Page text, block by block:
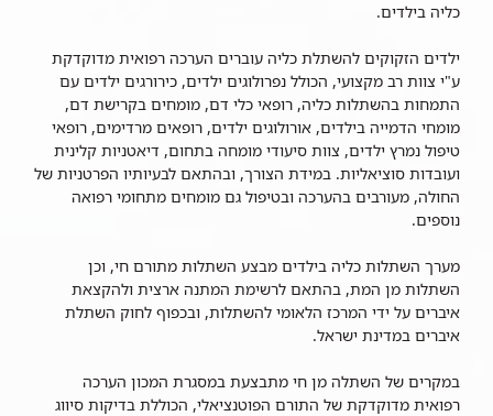
כליה בילדים.
ילדים הזקוקים להשתלת כליה עוברים הערכה רפואית מדוקדקת
ע"י צוות רב מקצועי, הכולל נפרולוגים ילדים, כירורגים ילדים עם
התמחות בהשתלות כליה, רופאי כלי דם, מומחים בקרישת דם,
מומחי הדמייה בילדים, אורולוגים ילדים, רופאים מרדימים, רופאי
טיפול נמרץ ילדים, צוות סיעודי מומחה בתחום, דיאטניות קלינית
ועובדות סוציאליות. במידת הצורך, ובהתאם לבעיותיו הפרטניות של
החולה, מעורבים בהערכה ובטיפול גם מומחים מתחומי רפואה
נוספים.
מערך השתלות כליה בילדים מבצע השתלות מתורם חי, וכן
השתלות מן המת, בהתאם לרשימת המתנה ארצית ולהקצאת
איברים על ידי המרכז הלאומי להשתלות, ובכפוף לחוק השתלת
איברים במדינת ישראל.
במקרים של השתלה מן חי מתבצעת במסגרת המכון הערכה
רפואית מדוקדקת של התורם הפוטנציאלי, הכוללת בדיקות סיווג